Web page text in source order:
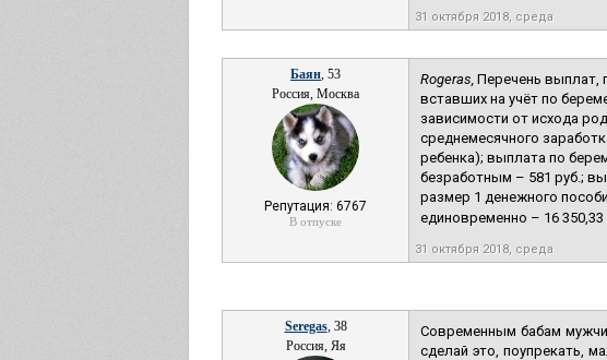
31 октября 2018, среда
Баян, 53
Россия, Москва
Репутация: 6767
В отпуске
Rogeras, Перечень выплат,
вставших на учёт по
зависимости от исхода
среднемесячного
ребенка); выплата по
безработным – 581 руб.;
размер 1 денежного
единовременно – 16
31 октября 2018, среда
Seregas, 38
Россия, Яя
Современным бабам
сделай это, поупрекать,